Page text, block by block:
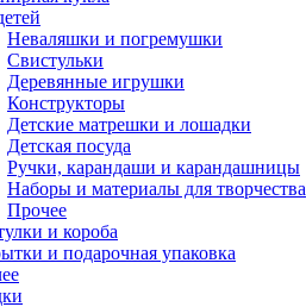
Неваляшки и погремушки
Свистульки
Деревянные игрушки
Конструкторы
Детские матрешки и лошадки
Детская посуда
Ручки, карандаши и карандашницы
Наборы и материалы для творчества
Прочее
и короба
и подарочная упаковка